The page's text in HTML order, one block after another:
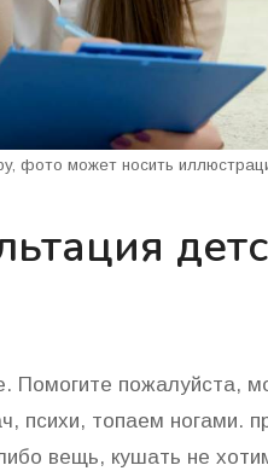
фото может носить
Помогите пожалуйста,
психи, топаем ногами.
вещь, кушать не